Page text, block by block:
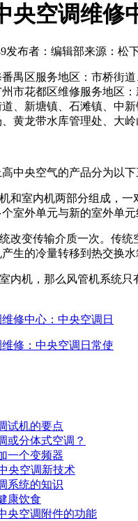
央空调维修
发布者：编辑部来源：松
番禺区服务地区：市桥街
市花都区维修服务地区
、新塘镇、石滩镇、中
黄龙带水库管理处、大
中央空气的产品分为以
和室内机两部分组成，
室外单元与新的室外单
改变传输介质一次。传
生的冷量转移到热交换
内机，那么风管机系统
修中心：中央空调日
修：中央空调日常使
试机的要点
或分体式空调？
一个变频器
央空调新技术
系统的知识
康饮食
央空调附件的功能